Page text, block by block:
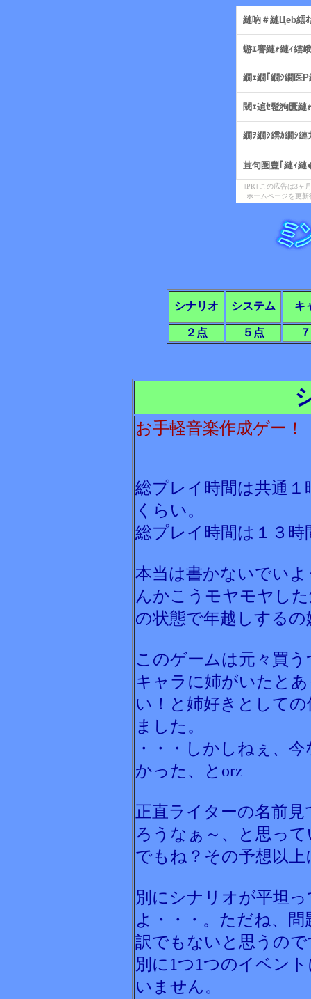
[PR] この広告は3ヶ
ホームページを更
シナリオ システム キ
２点 ５点
お手軽音楽作成ゲー！
総プレイ時間は共通１
くらい。
総プレイ時間は１３時
本当は書かないでい
んかこうモヤモヤし
の状態で年越しする
このゲームは元々買
キャラに姉がいたと
い！と姉好きとして
ました。
・・・しかしねぇ、
かった、とorz
正直ライターの名前
ろうなぁ～、と思っ
でもね？その予想以
別にシナリオが平坦
よ・・・。ただね、
訳でもないと思うの
別に1つ1つのイベン
いません。